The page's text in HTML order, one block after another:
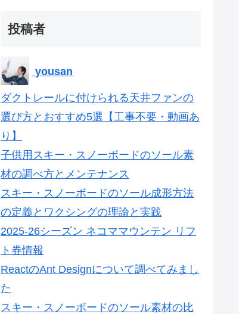
投稿者
yousan
ダクトレールに付けられる天井ファンの
選び方とおすすめ5選【工事不要・動画あ
り】
子供用スキー・スノーボードのソール素
材の調べ方とメンテナンス
スキー・スノーボードのソール成形方法
の定義とワクシングの理論と実践
2025-26シーズン ネコママウンテン リフ
ト券情報
ReactのAnt Designについて調べてみまし
た
スキー・スノーボードのソール素材の比